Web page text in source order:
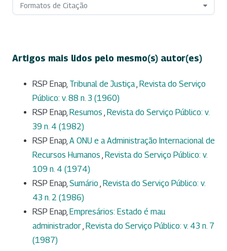
Formatos de Citação
Artigos mais lidos pelo mesmo(s) autor(es)
RSP Enap, Tribunal de Justiça, Revista do Serviço
Público: v. 88 n. 3 (1960)
RSP Enap, Resumos , Revista do Serviço Público: v.
39 n. 4 (1982)
RSP Enap, A ONU e a Administração Internacional de
Recursos Humanos , Revista do Serviço Público: v.
109 n. 4 (1974)
RSP Enap, Sumário , Revista do Serviço Público: v.
43 n. 2 (1986)
RSP Enap, Empresários: Estado é mau
administrador, Revista do Serviço Público: v. 43 n. 7
(1987)